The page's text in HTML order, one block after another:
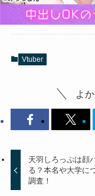
Vtuber
よ
天羽しろっぷは顔
る？本名や大学に
調査！